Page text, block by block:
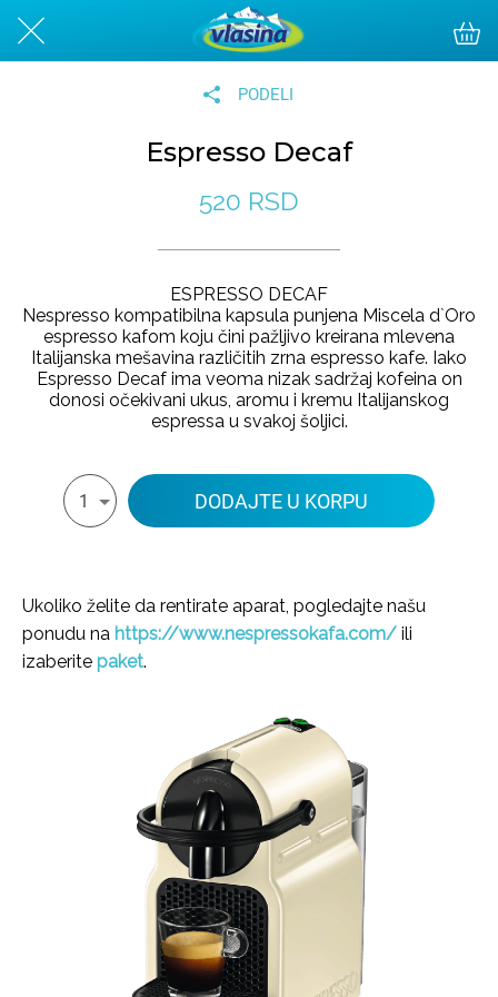
PODELI
Espresso Decaf
520 RSD
ESPRESSO DECAF
​​Nespresso kompatibilna kapsula punjena Miscela d`Oro
espresso kafom koju čini pažljivo kreirana mlevena
Italijanska mešavina različitih zrna espresso kafe. Iako
Espresso Decaf ima veoma nizak sadržaj kofeina on
donosi očekivani ukus, aromu i kremu Italijanskog
espressa u svakoj šoljici.
1 DODAJTE U KORPU
Ukoliko želite da rentirate aparat, pogledajte našu
ponudu na https://www.nespressokafa.com/ ili
izaberite paket.